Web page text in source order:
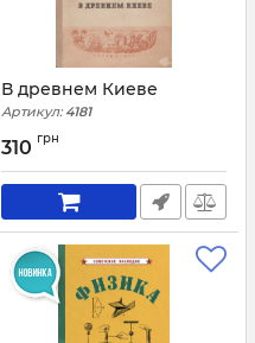
В древнем Киеве
Артикул: 4181
310 грн